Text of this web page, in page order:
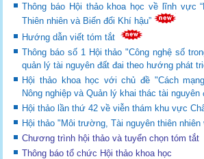
Thông báo Hội thảo khoa học về lĩnh vực
Thiên nhiên và Biến đổi Khí hậu”
Hướng dẫn viết tóm tắt
Thông báo số 1 Hội thảo "Công nghệ số
quản lý tài nguyên đất đai theo hướng phát
Hội thảo khoa học với chủ đề "Cách
Nông nghiệp và Quản lý khai thác tài nguyên
Hội thảo lần thứ 42 về viễn thám khu vực
Hội thảo "Môi trường, Tài nguyên thiên
Chương trình hội thảo và tuyển chọn tóm tắt
Thông báo tổ chức Hội thảo khoa học